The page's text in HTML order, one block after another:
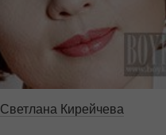
Светлана Кирейчева